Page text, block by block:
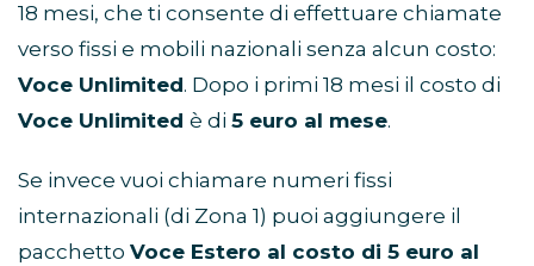
18 mesi, che ti consente di effettuare chiamate
verso fissi e mobili nazionali senza alcun costo:
Voce Unlimited. Dopo i primi 18 mesi il costo di
Voce Unlimited è di 5 euro al mese.
Se invece vuoi chiamare numeri fissi
internazionali (di Zona 1) puoi aggiungere il
pacchetto Voce Estero al costo di 5 euro al